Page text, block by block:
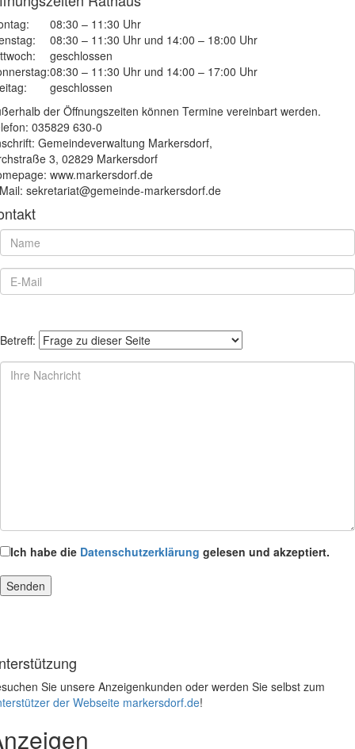
08:30 – 11:30 Uhr
08:30 – 11:30 Uhr und 14:00 – 18:00 Uhr
geschlossen
08:30 – 11:30 Uhr und 14:00 – 17:00 Uhr
geschlossen
der Öffnungszeiten können Termine vereinbart werden.
035829 630-0
Gemeindeverwaltung Markersdorf,
3, 02829 Markersdorf
www.markersdorf.de
sekretariat@gemeinde-markersdorf.de
Betreff:
Ich habe die Datenschutzerklärung gelesen und akzeptiert.
Sie unsere Anzeigenkunden oder werden Sie selbst zum
der Webseite markersdorf.de!